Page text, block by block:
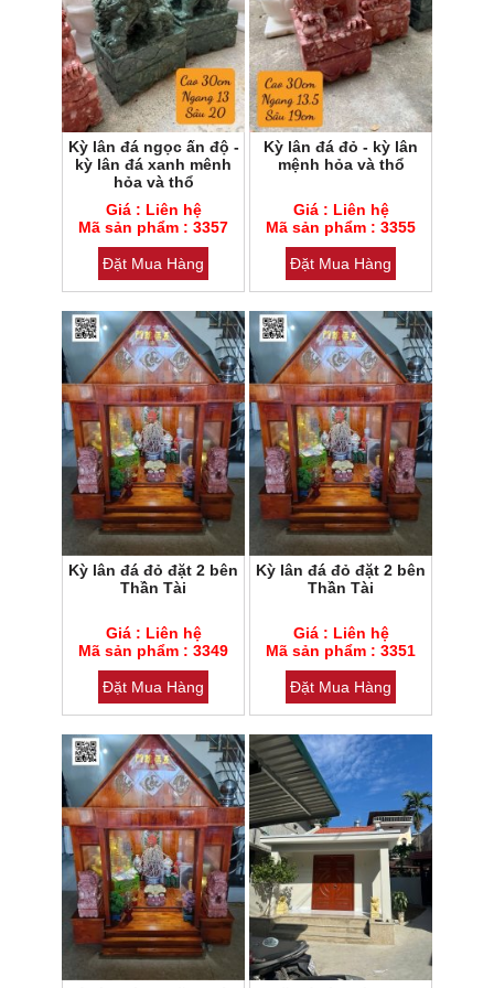
Mã sản phẩm : 3357
Loại đá : Cẩm thạch
Kỳ lân đá ngọc ấn độ -
kỳ lân đá xanh mênh
hỏa và thổ
Giá : Liên hệ
Mã sản phẩm : 3357
Đặt Mua Hàng
Mã sản phẩm : 3355
Loại đá : Cẩm thạch
Kỳ lân đá đỏ - kỳ lân
mệnh hỏa và thổ
Giá : Liên hệ
Mã sản phẩm : 3355
Đặt Mua Hàng
Mã sản phẩm : 3349
Loại đá : Cẩm thạch
Kỳ lân đá đỏ đặt 2 bên
Thần Tài
Giá : Liên hệ
Mã sản phẩm : 3349
Đặt Mua Hàng
Mã sản phẩm : 3351
Loại đá : Cẩm thạch
Kỳ lân đá đỏ đặt 2 bên
Thần Tài
Giá : Liên hệ
Mã sản phẩm : 3351
Đặt Mua Hàng